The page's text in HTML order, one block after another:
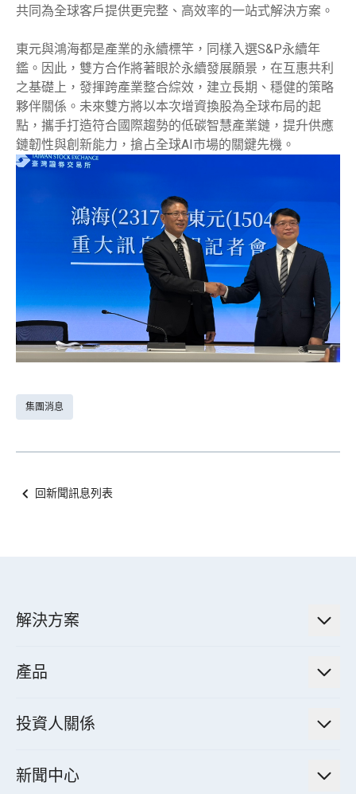
共同為全球客戶提供更完整、高效率的一站式解決方案。
東元與鴻海都是產業的永續標竿，同樣入選S&P永續年
鑑。因此，雙方合作將著眼於永續發展願景，在互惠共利
之基礎上，發揮跨產業整合綜效，建立長期、穩健的策略
夥伴關係。未來雙方將以本次增資換股為全球布局的起
點，攜手打造符合國際趨勢的低碳智慧產業鏈，提升供應
鏈韌性與創新能力，搶占全球AI市場的關鍵先機。
集團消息
回新聞訊息列表
解決方案
電氣化解決方案
工業控制自動化解決方案
產品
高效馬達與節能系統
投資人關係
新聞中心